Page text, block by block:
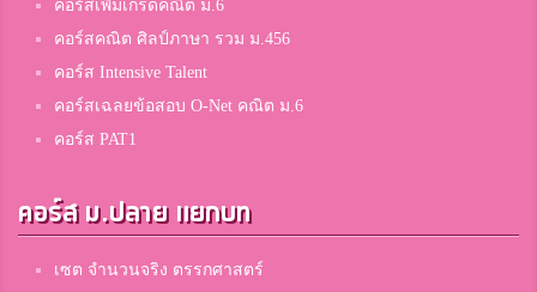
คอร์สเพิ่มเกรดคณิต ม.6
คอร์สคณิต ศิลป์ภาษา รวม ม.456
คอร์ส Intensive Talent
คอร์สเฉลยข้อสอบ O-Net คณิต ม.6
คอร์ส PAT1
คอร์ส ม.ปลาย แยกบท
เซต จำนวนจริง ตรรกศาสตร์